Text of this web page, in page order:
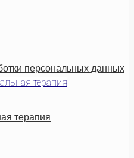
терапия
персональных данных
терапия